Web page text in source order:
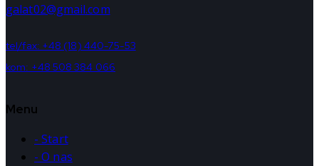
galat02@gmail.com
tel/fax: +48 (18) 440-75-53
kom: +48 508 384 066
Menu
- Start
- O nas